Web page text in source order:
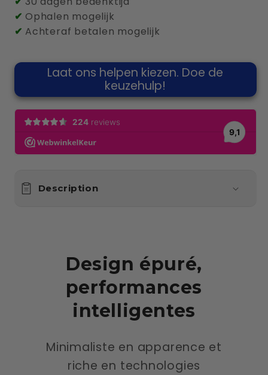
✔ Ophalen mogelijk
✔ Achteraf betalen mogelijk
Laat ons helpen kiezen. Doe de
keuzehulp!
Description
Design épuré,
performances
intelligentes
Minimaliste en apparence et
riche en technologies